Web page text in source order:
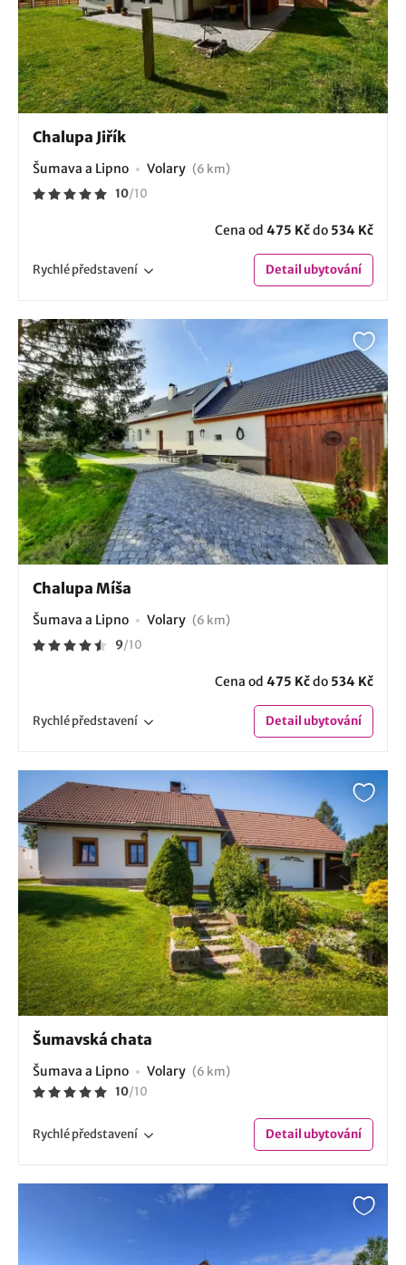
Chalupa Jiřík
Šumava a Lipno Volary (6 km)
10/10
Cena od 475 Kčdo 534 Kč
Rychlépředstavení Detailubytování
Chalupa Míša
Šumava a Lipno Volary (6 km)
9/10
Cena od 475 Kčdo 534 Kč
Rychlépředstavení Detailubytování
Šumavská chata
Šumava a Lipno Volary (6 km)
10/10
Rychlépředstavení Detailubytování